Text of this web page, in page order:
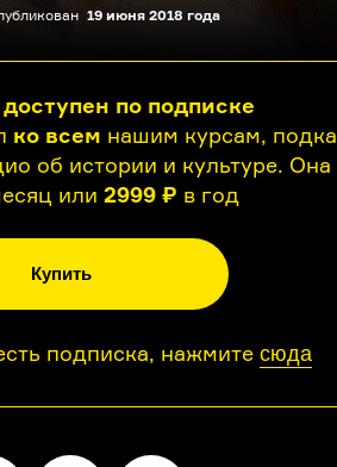
19 июня 2018 года
по подписке
ко всем нашим курсам,
об истории и культуре. Она
или 2999 ₽ в год
Купить
подписка, нажмите сюда